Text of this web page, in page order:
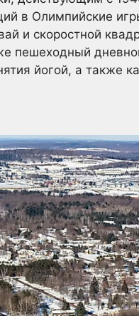
в Олимпийские
и скоростной
пешеходный
йогой, а также